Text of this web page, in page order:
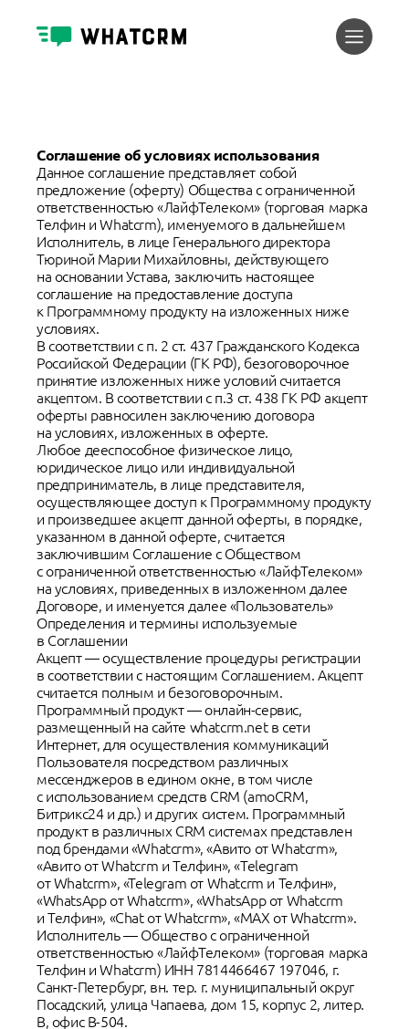
Соглашение об условиях использования
Данное соглашение представляет собой
предложение (оферту) Общества с ограниченной
ответственностью «ЛайфТелеком» (торговая марка
Телфин и Whatcrm), именуемого в дальнейшем
Исполнитель, в лице Генерального директора
Тюриной Марии Михайловны, действующего
на основании Устава, заключить настоящее
соглашение на предоставление доступа
к Программному продукту на изложенных ниже
условиях.
В соответствии с п. 2 ст. 437 Гражданского Кодекса
Российской Федерации (ГК РФ), безоговорочное
принятие изложенных ниже условий считается
акцептом. В соответствии с п.3 ст. 438 ГК РФ акцепт
оферты равносилен заключению договора
на условиях, изложенных в оферте.
Любое дееспособное физическое лицо,
юридическое лицо или индивидуальной
предприниматель, в лице представителя,
осуществляющее доступ к Программному продукту
и произведшее акцепт данной оферты, в порядке,
указанном в данной оферте, считается
заключившим Соглашение с Обществом
с ограниченной ответственностью «ЛайфТелеком»
на условиях, приведенных в изложенном далее
Договоре, и именуется далее «Пользователь»
Определения и термины используемые
в Соглашении
Акцепт — осуществление процедуры регистрации
в соответствии с настоящим Соглашением. Акцепт
считается полным и безоговорочным.
Программный продукт — онлайн-сервис,
размещенный на сайте whatcrm.net в сети
Интернет, для осуществления коммуникаций
Пользователя посредством различных
мессенджеров в едином окне, в том числе
с использованием средств CRM (amoCRM,
Битрикс24 и др.) и других систем. Программный
продукт в различных CRM системах представлен
под брендами «Whatcrm», «Авито от Whatcrm»,
«Авито от Whatcrm и Телфин», «Telegram
от Whatcrm», «Telegram от Whatcrm и Телфин»,
«WhatsApp от Whatcrm», «WhatsApp от Whatcrm
и Телфин», «Chat от Whatcrm», «MAX от Whatcrm».
Исполнитель — Общество с ограниченной
ответственностью «ЛайфТелеком» (торговая марка
Телфин и Whatcrm) ИНН 7814466467 197046, г.
Санкт-Петербург, вн. тер. г. муниципальный округ
Посадский, улица Чапаева, дом 15, корпус 2, литер.
В, офис В-504.